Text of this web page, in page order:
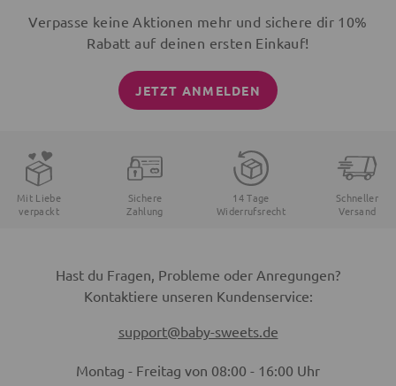
Verpasse keine Aktionen mehr und sichere dir 10%
Rabatt auf deinen ersten Einkauf!
JETZT ANMELDEN
Mit Liebe
verpackt
Sichere
Zahlung
14 Tage
Widerrufsrecht
Schneller
Versand
Hast du Fragen, Probleme oder Anregungen?
Kontaktiere unseren Kundenservice:
support@baby-sweets.de
Montag - Freitag von 08:00 - 16:00 Uhr